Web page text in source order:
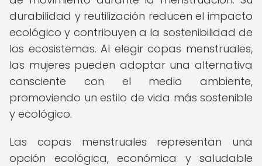
durabilidad y reutilización reducen el impacto
ecológico y contribuyen a la sostenibilidad de
los ecosistemas. Al elegir copas menstruales,
las mujeres pueden adoptar una alternativa
consciente con el medio ambiente,
promoviendo un estilo de vida más sostenible
y ecológico.
Las copas menstruales representan una
opción ecológica, económica y saludable